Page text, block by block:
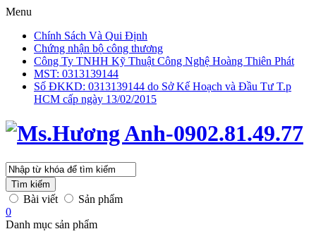
Menu
Chính Sách Và Qui Định
Chứng nhận bộ công thương
Công Ty TNHH Kỹ Thuật Công Nghệ Hoàng Thiên Phát
MST: 0313139144
Số ĐKKD: 0313139144 do Sở Kế Hoạch và Đầu Tư T.p
HCM cấp ngày 13/02/2015
Tìm kiếm
Bài viết
Sản phẩm
0
Danh mục sản phẩm